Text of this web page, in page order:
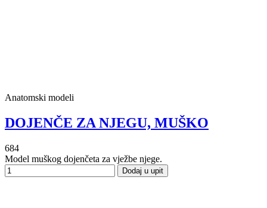
Anatomski modeli
DOJENČE ZA NJEGU, MUŠKO
684
Model muškog dojenčeta za vježbe njege.
Dodaj u upit